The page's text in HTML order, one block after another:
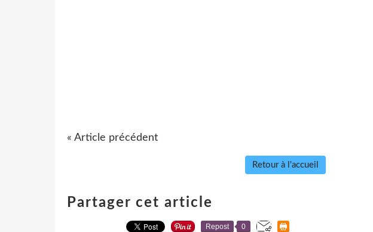
« Article précédent
Retour à l'accueil
Partager cet article
Repost 0